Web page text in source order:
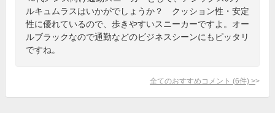
ルキュムラスはいかがでしょうか？ クッション性・安定
性に優れているので、歩きやすいスニーカーですよ。オー
ルブラックなので通勤などのビジネスシーンにもピッタリ
ですね。
全てのおすすめコメント (6件) >